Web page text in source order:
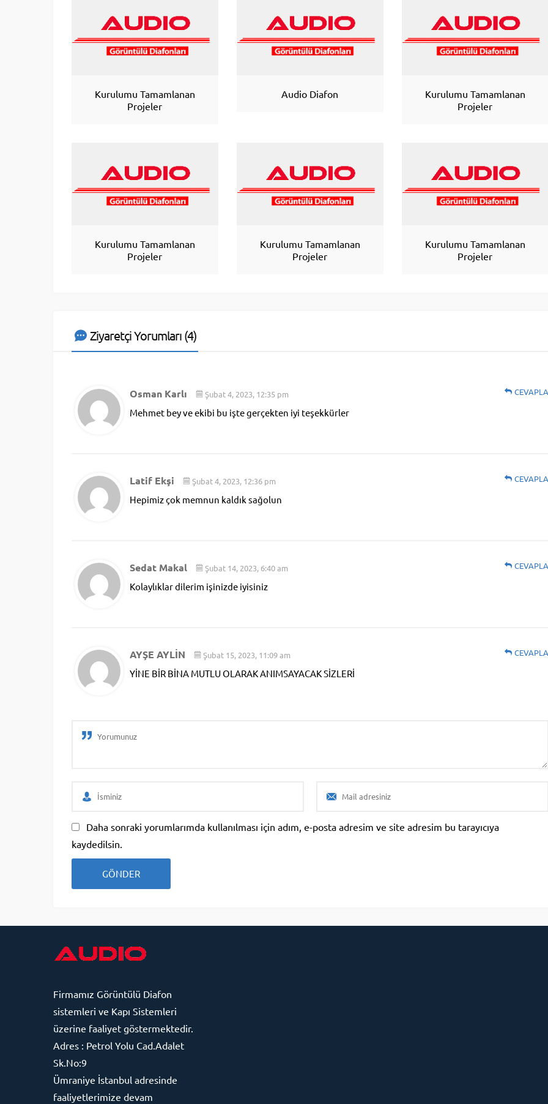
Kurulumu Tamamlanan
Projeler
Audio Diafon
Kurulumu Tamamlanan
Projeler
Kurulumu Tamamlanan
Projeler
Kurulumu Tamamlanan
Projeler
Kurulumu Tamamlanan
Projeler
Ziyaretçi Yorumları (4)
Osman Karlı Şubat 4, 2023, 12:35 pm
Mehmet bey ve ekibi bu işte gerçekten iyi teşekkürler
CEVAPLA
Latif Ekşi Şubat 4, 2023, 12:36 pm
Hepimiz çok memnun kaldık sağolun
CEVAPLA
Sedat Makal Şubat 14, 2023, 6:40 am
Kolaylıklar dilerim işinizde iyisiniz
CEVAPLA
AYŞE AYLİN Şubat 15, 2023, 11:09 am
YİNE BİR BİNA MUTLU OLARAK ANIMSAYACAK SİZLERİ
CEVAPLA
Daha sonraki yorumlarımda kullanılması için adım, e-posta adresim ve site adresim bu tarayıcıya
kaydedilsin.
Firmamız Görüntülü Diafon
sistemleri ve Kapı Sistemleri
üzerine faaliyet göstermektedir.
Adres : Petrol Yolu Cad.Adalet
Sk.No:9
Ümraniye İstanbul adresinde
faaliyetlerimize devam